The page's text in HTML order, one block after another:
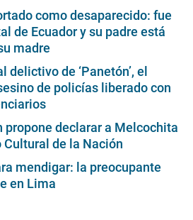
como desaparecido: fue
de Ecuador y su padre está
madre
delictivo de ‘Panetón’, el
de policías liberado con
propone declarar a Melcochita
de la Nación
mendigar: la preocupante
en Lima